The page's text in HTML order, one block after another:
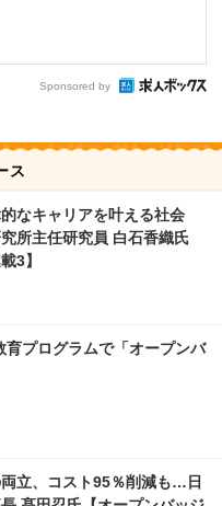
Sponsored by
ス
なキャリアを叶える社会
所主任研究員 白石香織氏
3】
育プログラムで「オープンバ
立、コスト95％削減も…日